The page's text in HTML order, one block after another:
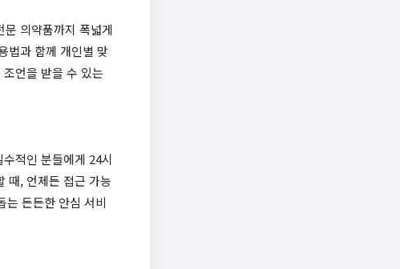
의약품까지 폭넓게
법과 함께 개인별 맞
언을 받을 수 있는
적인 분들에게 24시
때, 언제든 접근 가능
는 든든한 안심 서비